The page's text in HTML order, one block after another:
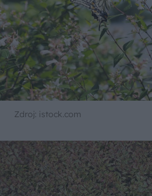
Zdroj: istock.com